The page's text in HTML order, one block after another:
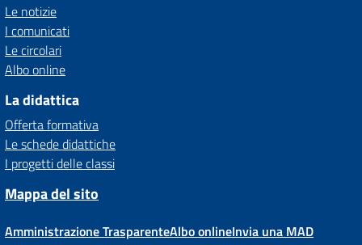
Le notizie
I comunicati
Le circolari
Albo online
La didattica
Offerta formativa
Le schede didattiche
I progetti delle classi
Mappa del sito
Amministrazione TrasparenteAlbo onlineInvia una MAD